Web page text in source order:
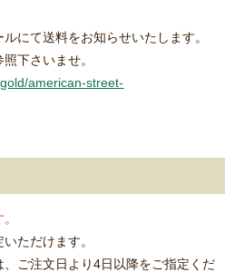
にて送料をお知らせいたします。
下さいませ。
american-street-
ただけます。
ご注文日より4日以降をご指定くだ